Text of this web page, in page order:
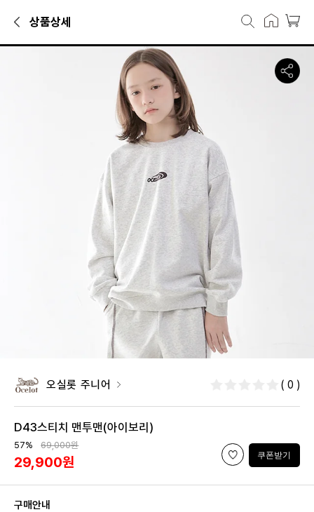
상품상세
실롯 주니어 D43스티치 맨투맨아
투맨카테고리에서 만나볼 수 있는 상품으로, 캐리마켓에서 29,900원
오실롯 주니어 ( 0 )
D43스티치 맨투맨(아이보리)
57% 69,000원
29,900원 쿠폰받기
구매안내